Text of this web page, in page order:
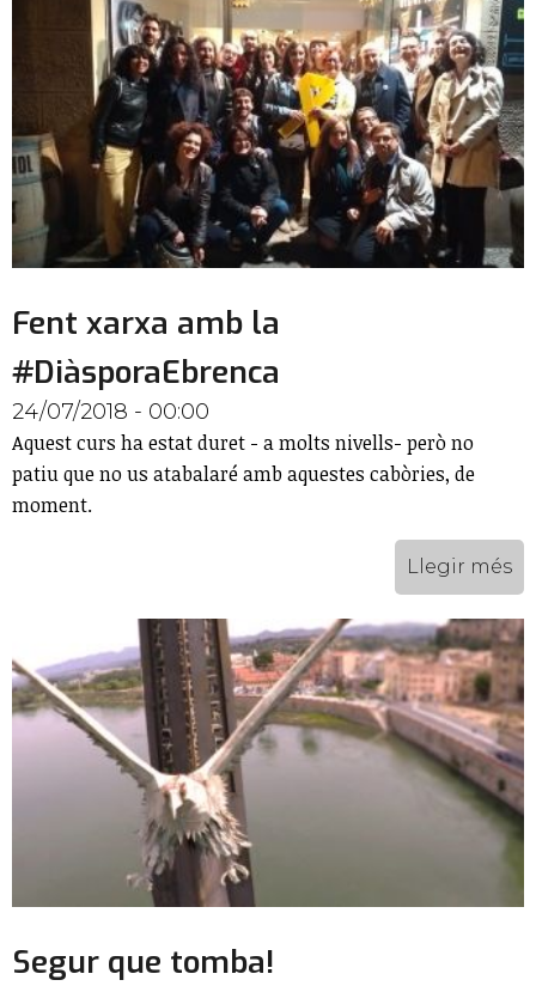
Fent xarxa amb la
#DiàsporaEbrenca
24/07/2018 - 00:00
Aquest curs ha estat duret - a molts nivells- però no
patiu que no us atabalaré amb aquestes cabòries, de
moment.
Llegir més
Segur que tomba!